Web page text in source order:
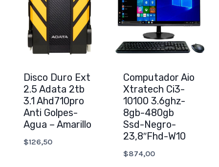
Disco Duro Ext
2.5 Adata 2tb
3.1 Ahd710pro
Anti Golpes-
Agua – Amarillo
$126,50
Computador Aio
Xtratech Ci3-
10100 3.6ghz-
8gb-480gb
Ssd-Negro-
23,8″Fhd-W10
$874,00